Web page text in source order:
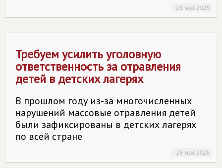
28 мая 2025
Требуем усилить уголовную
ответственность за отравления
детей в детских лагерях
В прошлом году из-за многочисленных
нарушений массовые отравления детей
были зафиксированы в детских лагерях
по всей стране
26 мая 2025